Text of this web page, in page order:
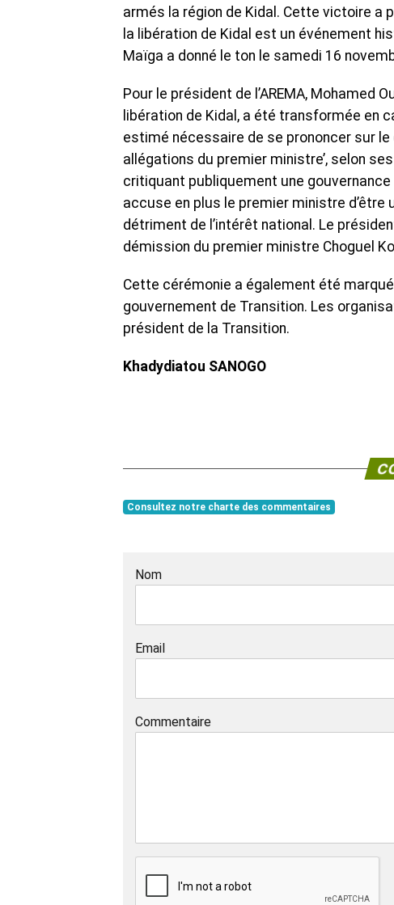
armés la région de Kidal. Cette victoire a
la libération de Kidal est un événement
Maïga a donné le ton le samedi 16
Pour le président de l’AREMA, Mohamed
libération de Kidal, a été transformée en
estimé nécessaire de se prononcer sur
allégations du premier ministre’, selon
critiquant publiquement une
accuse en plus le premier ministre d’être
détriment de l’intérêt national. Le
démission du premier ministre Choguel
Cette cérémonie a également été
gouvernement de Transition. Les
président de la Transition.
Khadydiatou SANOGO
Consultez notre charte des commentaires
Nom
Email
Commentaire